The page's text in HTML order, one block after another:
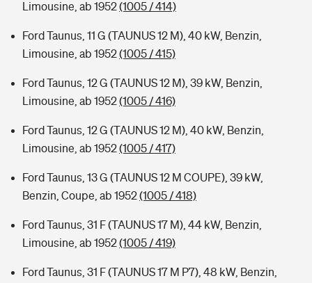
Limousine, ab 1952(1005 / 414)
Ford Taunus, 11 G (TAUNUS 12 M), 40 kW, Benzin,
Limousine, ab 1952(1005 / 415)
Ford Taunus, 12 G (TAUNUS 12 M), 39 kW, Benzin,
Limousine, ab 1952(1005 / 416)
Ford Taunus, 12 G (TAUNUS 12 M), 40 kW, Benzin,
Limousine, ab 1952(1005 / 417)
Ford Taunus, 13 G (TAUNUS 12 M COUPE), 39 kW,
Benzin, Coupe, ab 1952(1005 / 418)
Ford Taunus, 31 F (TAUNUS 17 M), 44 kW, Benzin,
Limousine, ab 1952(1005 / 419)
Ford Taunus, 31 F (TAUNUS 17 M P7), 48 kW, Benzin,